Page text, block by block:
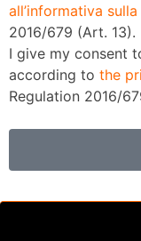
all’informativa
2016/679 (Art. 13).
I give my consent
according to the
Regulation 2016/